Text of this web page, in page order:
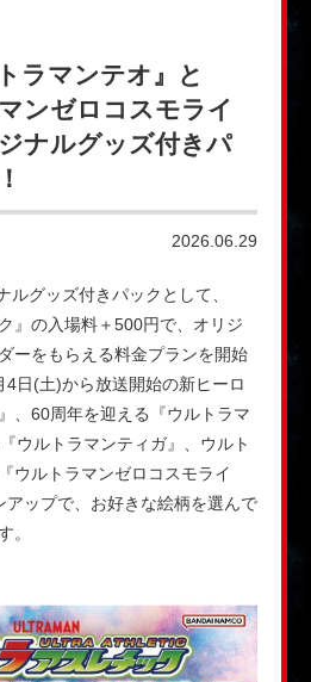
ラマンテオ』と
ンゼロコスモライ
ナルグッズ付きパ
2026.06.29
グッズ付きパックとして、
』の入場料＋500円で、オリジ
ーをもらえる料金プランを開始
4日(土)から放送開始の新ヒーロ
、60周年を迎える『ウルトラマ
ウルトラマンティガ』、ウルト
ウルトラマンゼロコスモライ
アップで、お好きな絵柄を選んで
。